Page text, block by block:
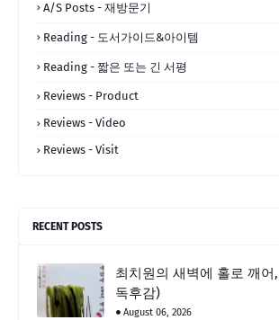
A/S Posts - 재방문기
Reading - 도서가이드&아이템
Reading - 짧은 또는 긴 서평
Reviews - Product
Reviews - Video
Reviews - Visit
RECENT POSTS
최치원의 새벽에 홀로 깨어
독후감)
August 06, 2026